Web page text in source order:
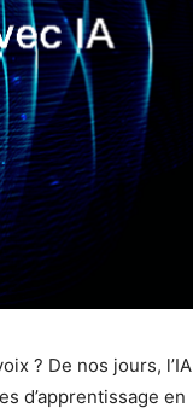
? De nos jours, l’IA
d’apprentissage en